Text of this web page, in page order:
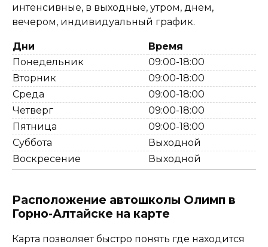
интенсивные, в выходные, утром, днем,
вечером, индивидуальный график.
Дни
Время
Понедельник
09:00-18:00
Вторник
09:00-18:00
Среда
09:00-18:00
Четверг
09:00-18:00
Пятница
09:00-18:00
Суббота
Выходной
Воскресение
Выходной
Расположение автошколы Олимп в
Горно-Алтайске на карте
Карта позволяет быстро понять где находится